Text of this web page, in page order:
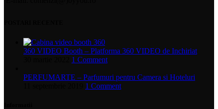
360 VIDEO Booth – Platforma 360 VIDEO de Inchiriat
1 Comment
PERFUMARTE – Parfumuri pentru Camera si Hoteluri
1 Comment